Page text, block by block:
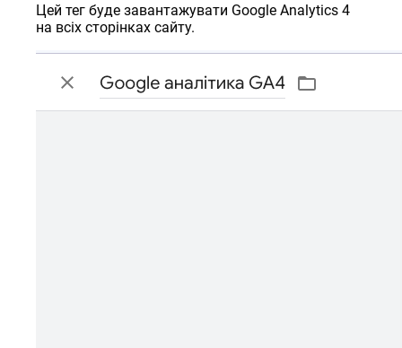
Цей тег буде завантажувати Google Analytics 4
на всіх сторінках сайту.